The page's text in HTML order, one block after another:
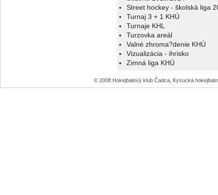
Street hockey - školská liga
Turnaj 3 + 1 KHÚ
Turnaje KHL
Turzovka areál
Valné zhroma?denie KHÚ
Vizualizácia - ihrisko
Zimná liga KHÚ
© 2008 Hokejbalový klub Čadca, Kysucká